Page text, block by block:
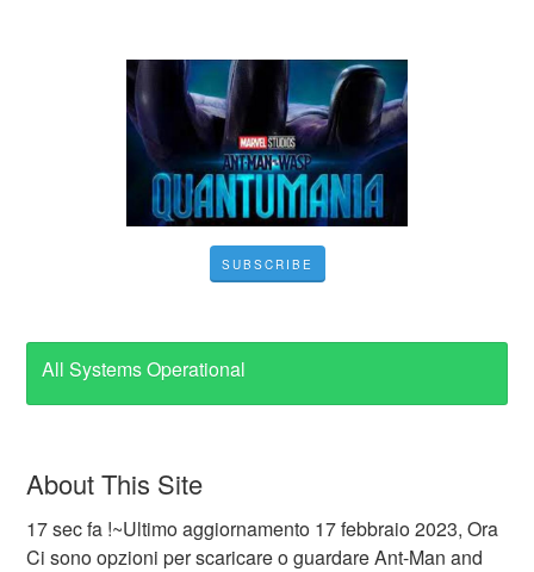
SUBSCRIBE
All Systems Operational
About This Site
17 sec fa !~Ultimo aggiornamento 17 febbraio 2023, Ora
Ci sono opzioni per scaricare o guardare Ant-Man and